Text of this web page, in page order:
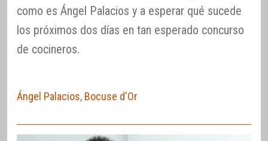
como es Ángel Palacios y a esperar qué sucede
los próximos dos días en tan esperado concurso
de cocineros.
Ángel Palacios, Bocuse d'Or